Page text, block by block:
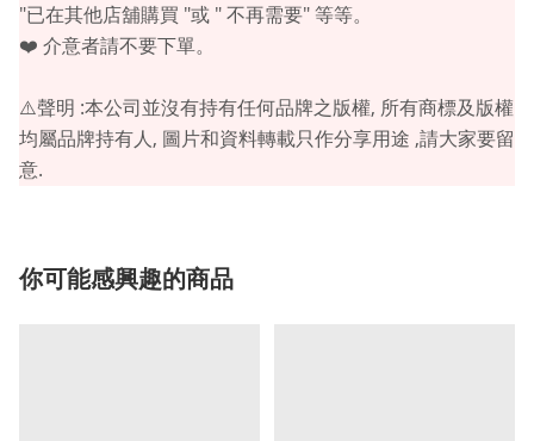
"已在其他店舖購買 "或 " 不再需要" 等等。
❤️ 介意者請不要下單。
⚠️聲明 :本公司並沒有持有任何品牌之版權, 所有商標及版權
均屬品牌持有人 , 圖片和資料轉載只作分享用途 ,請大家要留
意.
你可能感興趣的商品